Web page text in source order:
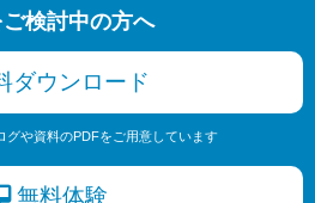
検討中の方へ
ダウンロード
グや資料のPDFをご用意しています
無料体験